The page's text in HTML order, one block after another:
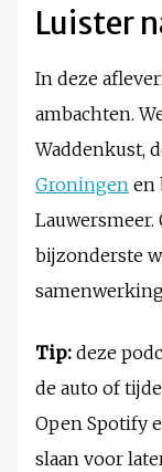
Luister
In deze
ambachten.
Waddenkust,
Groningen en
Lauwersmeer.
bijzonderste
Tip: deze
de auto of
Open Spotify
slaan voor